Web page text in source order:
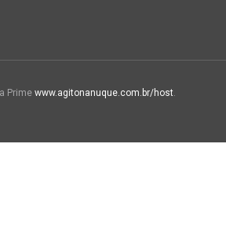
Prime www.agitonanuque.com.br/host.